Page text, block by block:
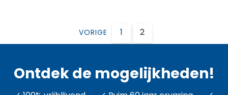
VORIGE 1 2
Ontdek de mogelijkheden!